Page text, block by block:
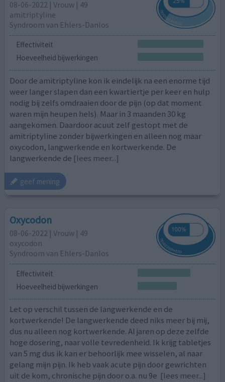
08-06-2022 | Vrouw | 49
amitriptyline
Syndroom van Ehlers-Danlos
Effectiviteit
Hoeveelheid bijwerkingen
Door de amitriptyline kon ik eindelijk na een enorme tijd
weer langer slapen dan een kwartiertje per keer en hulp
nodig bij zelfs omdraaien door de pijn (op dat moment
waren mijn heupen hels). Maar in 3 maanden 30 kg
aangekomen. Daardoor acuut zelf gestopt met de
amitriptyline zonder bijwerkingen en alleen nog maar
oxycodon, langwerkende en kortwerkende. De
langwerkende de [lees meer...]
geef mening
Oxycodon
08-06-2022 | Vrouw | 49
oxycodon
Syndroom van Ehlers-Danlos
Effectiviteit
Hoeveelheid bijwerkingen
Let op verschil tussen de langwerkende en de
kortwerkende! De langwerkende deed niks meer bij mij,
dus nu alleen nog kortwerkende. Al jaren op deze zelfde
hoge dosering, naar volle tevredenheid. Ik krijg tabletjes
van 5 mg dus ik kan er behoorlijk mee wisselen, al naar
gelang mijn pijn. Ik heb vaak acute pijn door gewrichten
uit de kom, chronische pijn door o.a. nu 9e [lees meer...]